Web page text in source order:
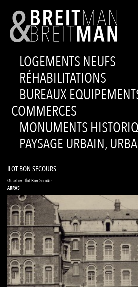
LOGEMENTS NEUFS
RÉHABILITATIONS
BUREAUX
COMMERCES
MONUMENTS
PAYSAGE URBAIN,
ILOT BON SECOURS
Quartier: Ilot Bon-Secours
ARRAS